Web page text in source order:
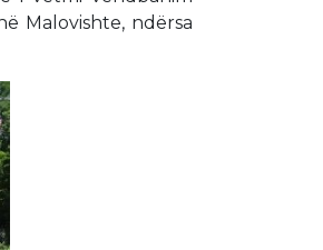
Malovishte, ndërsa